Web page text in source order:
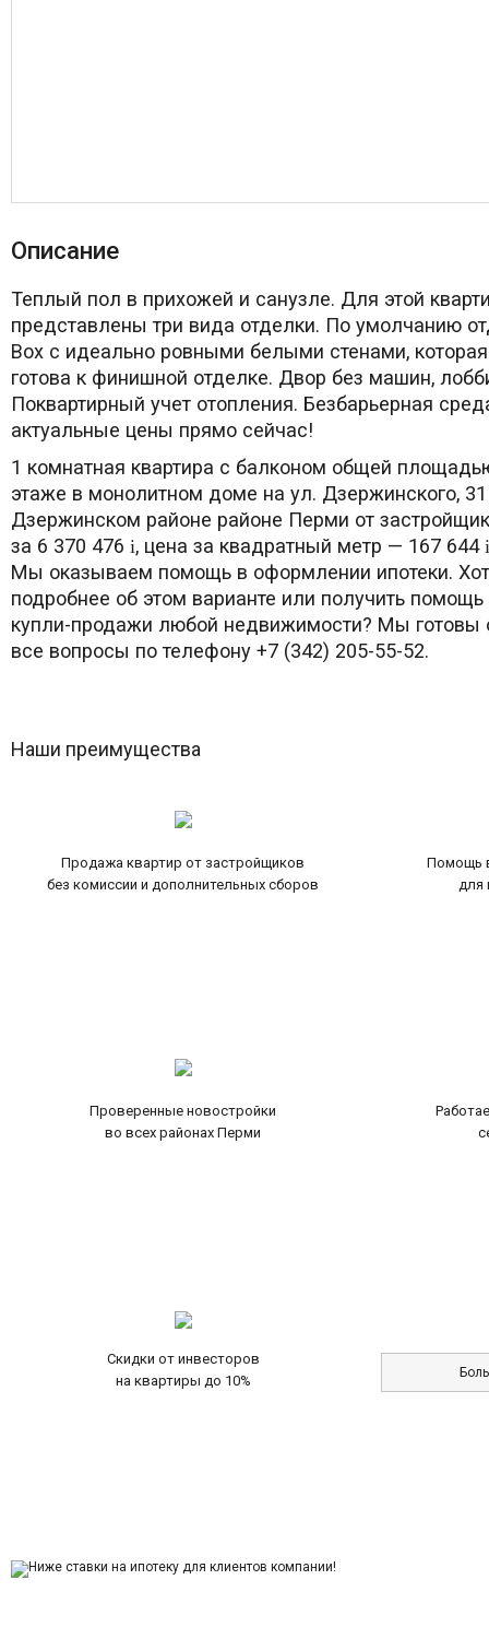
Описание
Теплый пол в прихожей и санузле. Для этой
представлены три вида отделки. По умолчанию
Box с идеально ровными белыми стенами,
готова к финишной отделке. Двор без машин,
Поквартирный учет отопления. Безбарьерная
актуальные цены прямо сейчас!
1 комнатная квартира с балконом общей
этаже в монолитном доме на ул. Дзержинского,
Дзержинском районе районе Перми от
за 6 370 476 i, цена за квадратный метр — 167 644 i
Мы оказываем помощь в оформлении ипотеки.
подробнее об этом варианте или получить помощь
купли-продажи любой недвижимости? Мы готовы
все вопросы по телефону +7 (342) 205-55-52.
Наши преимущества
Продажа квартир от застройщиков
без комиссии и дополнительных сборов
Помощь
для
Проверенные новостройки
во всех районах Перми
Скидки от инвесторов
на квартиры до 10%